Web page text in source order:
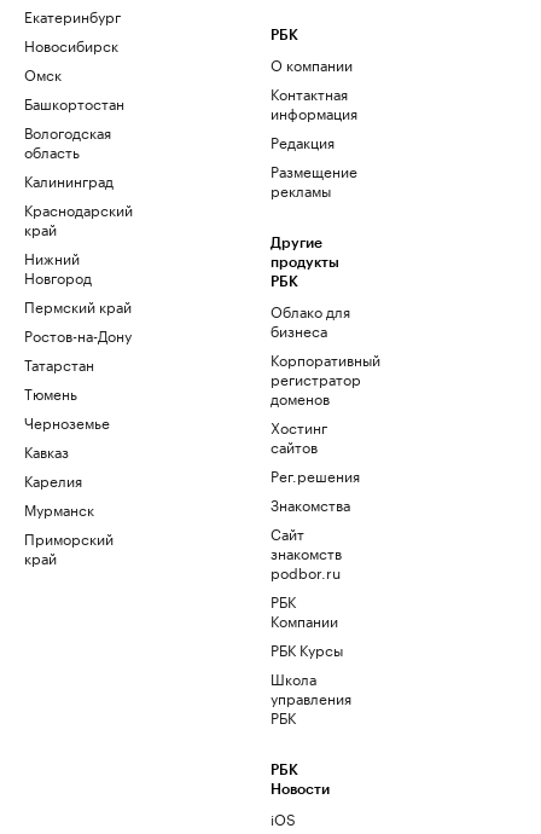
Екатеринбург
Новосибирск
Омск
Башкортостан
Вологодская
область
Калининград
Краснодарский
край
Нижний
Новгород
Пермский край
Ростов-на-Дону
Татарстан
Тюмень
Черноземье
Кавказ
Карелия
Мурманск
Приморский
край
РБК
О компании
Контактная
информация
Редакция
Размещение
рекламы
Другие
продукты
РБК
Облако для
бизнеса
Корпоративный
регистратор
доменов
Хостинг
сайтов
Рег.решения
Знакомства
Сайт
знакомств
podbor.ru
РБК
Компании
РБК Курсы
Школа
управления
РБК
РБК
Новости
iOS